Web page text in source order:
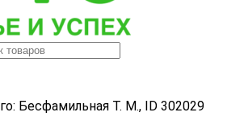
Бесфамильная Т. М., ID 302029